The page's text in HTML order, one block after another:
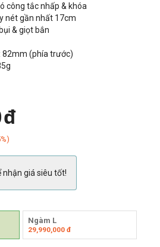
công tắc nhấp & khóa
nét gần nhất 17cm
& giọt bắn
82mm (phía trước)
đ
%)
nhận giá siêu tốt!
Ngàm L
29,990,000đ